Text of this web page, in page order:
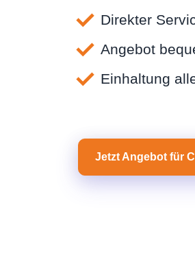
Direkter
Angebot
Einhaltung
Jetzt Angebot für